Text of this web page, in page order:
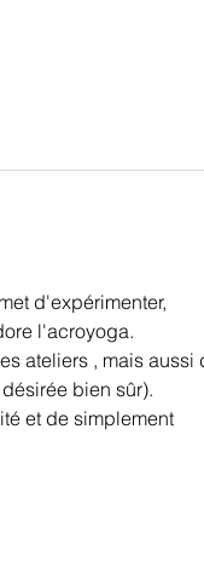
d'expérimenter,
l'acroyoga.
ateliers , mais aussi
bien sûr).
et de simplement